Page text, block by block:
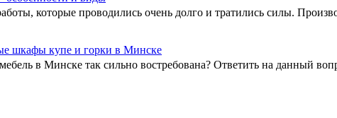
которые проводились очень долго и тратились силы.
шкафы купе и горки в Минске
в Минске так сильно востребована? Ответить на данный